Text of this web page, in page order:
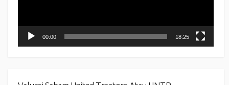
00:00 18:25